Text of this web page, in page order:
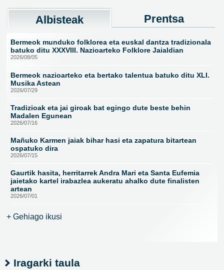
Albisteak Prentsa
Bermeok munduko folklorea eta euskal dantza tradizionala
batuko ditu XXXVIII. Nazioarteko Folklore Jaialdian
2026/08/05
Bermeok nazioarteko eta bertako talentua batuko ditu XLI.
Musika Astean
2026/07/29
Tradizioak eta jai giroak bat egingo dute beste behin
Madalen Egunean
2026/07/16
Mañuko Karmen jaiak bihar hasi eta zapatura bitartean
ospatuko dira
2026/07/15
Gaurtik hasita, herritarrek Andra Mari eta Santa Eufemia
jaietako kartel irabazlea aukeratu ahalko dute finalisten
artean
2026/07/01
+ Gehiago ikusi
Iragarki taula